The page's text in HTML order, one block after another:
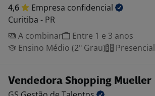
4,6 Empresa confidencial
Curitiba - PR
A combinar
Entre 1 e 3 anos
Ensino Médio (2º Grau)
Presencial
Vendedora Shopping Mueller